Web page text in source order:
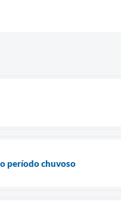
período chuvoso